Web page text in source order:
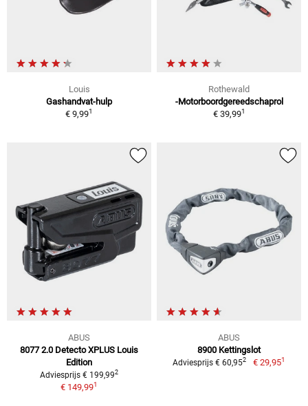
Louis
Gashandvat-hulp
€ 9,991
Rothewald
-Motorboordgereedschaprol
€ 39,991
ABUS
8077 2.0 Detecto XPLUS Louis
Edition
Adviesprijs € 199,992
€ 149,991
ABUS
8900 Kettingslot
Adviesprijs € 60,952 € 29,951